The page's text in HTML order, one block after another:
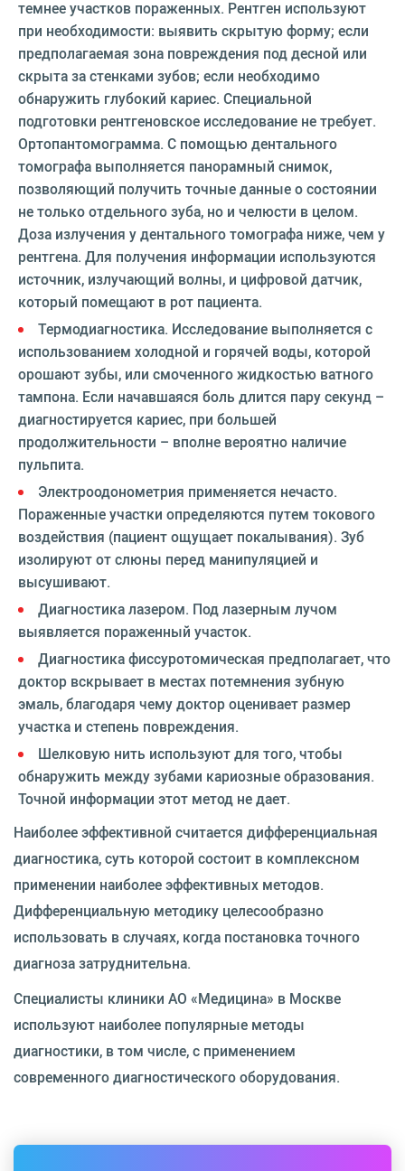
темнее участков пораженных. Рентген используют
при необходимости: выявить скрытую форму; если
предполагаемая зона повреждения под десной или
скрыта за стенками зубов; если необходимо
обнаружить глубокий кариес. Специальной
подготовки рентгеновское исследование не требует.
Ортопантомограмма. С помощью дентального
томографа выполняется панорамный снимок,
позволяющий получить точные данные о состоянии
не только отдельного зуба, но и челюсти в целом.
Доза излучения у дентального томографа ниже, чем у
рентгена. Для получения информации используются
источник, излучающий волны, и цифровой датчик,
который помещают в рот пациента.
Термодиагностика. Исследование выполняется с
использованием холодной и горячей воды, которой
орошают зубы, или смоченного жидкостью ватного
тампона. Если начавшаяся боль длится пару секунд –
диагностируется кариес, при большей
продолжительности – вполне вероятно наличие
пульпита.
Электроодонометрия применяется нечасто.
Пораженные участки определяются путем токового
воздействия (пациент ощущает покалывания). Зуб
изолируют от слюны перед манипуляцией и
высушивают.
Диагностика лазером. Под лазерным лучом
выявляется пораженный участок.
Диагностика фиссуротомическая предполагает, что
доктор вскрывает в местах потемнения зубную
эмаль, благодаря чему доктор оценивает размер
участка и степень повреждения.
Шелковую нить используют для того, чтобы
обнаружить между зубами кариозные образования.
Точной информации этот метод не дает.
Наиболее эффективной считается дифференциальная
диагностика, суть которой состоит в комплексном
применении наиболее эффективных методов.
Дифференциальную методику целесообразно
использовать в случаях, когда постановка точного
диагноза затруднительна.
Специалисты клиники АО «Медицина» в Москве
используют наиболее популярные методы
диагностики, в том числе, с применением
современного диагностического оборудования.